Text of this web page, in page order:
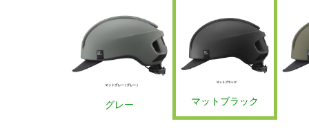
グレー マットブラック